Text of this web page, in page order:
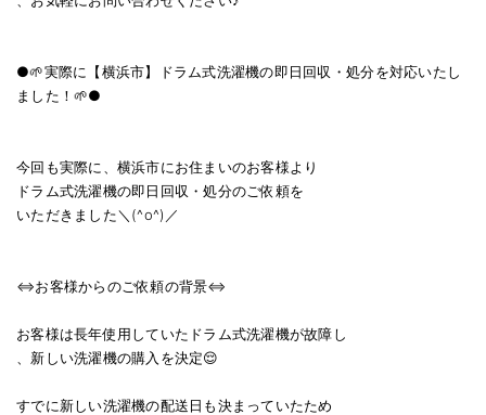
●🌱実際に【横浜市】ドラム式洗濯機の即日回収・処分を対応いたし
ました！🌱●
今回も実際に、横浜市にお住まいのお客様より
ドラム式洗濯機の即日回収・処分のご依頼を
いただきました＼(^o^)／
⇔お客様からのご依頼の背景⇔
お客様は長年使用していたドラム式洗濯機が故障し
、新しい洗濯機の購入を決定😌
すでに新しい洗濯機の配送日も決まっていたため